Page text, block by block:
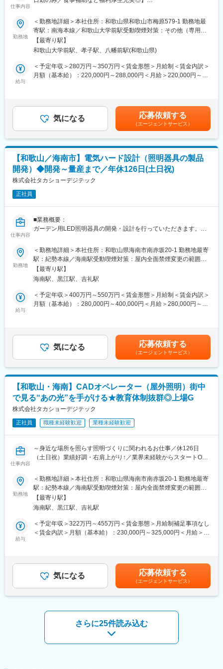
カー通勤OK、制服貸与はもちろん、社員割引が利用できる食堂の
有）しますので、安心して新しいスタートを切ってください。
■企業の特徴／魅力：
同社は写真処理機器の製造・販売において世界トップクラスの企
で一貫して自社で行うものづくりへのこだわりと、海外拠点6ヶ国
に子会社があり世界180カ国への出荷実績を誇ります。医療機器
仕事内容
■職務内容：
当社は、高品質な業務用写真プリンター、医療機器等の製造を行
っています。プラスチック製の部品加工に携わっていただける方
を募集します。
＜具体的には＞
・40t～1,300tまで複数の射出成形機の技術的操作
・金型の取り付け、取り外し等(玉掛け、クレーン、リフトを使用)
・各工程品質のチェック
います。社員一人一人に向き合いながらサポートいたします。
■当社について：
完全週休二日制に加え、入社日に有給休暇を10日付与。工場も空
調完備されているので、年間を通して気持ち良く働けます。マイ
カー通勤OK、制服貸与はもちろん、社員割引が利用できる食堂の
お弁当も好評です。遠方からのご入社には支度金も支給（規定
有）しますので、安心して新しいスタートを切ってください。
■企業の特徴／魅力：
業であり、グローバルに事業を展開しています。設計から販売ま
で一貫して自社で行うものづくりへのこだわりと、海外拠点6ヶ国
に子会社があり世界180カ国への出荷実績を誇ります。医療機器
や介護機器などの新規事業にも積極的に取り組んでおり、常に革
勤務地
＜勤務地詳細＞本社住所：和歌山県和歌山市梅原579-1 勤務地最
寄駅：南海本線／和歌山大学前駅受動喫煙対策：その他（専用喫
煙室を設置し、それ以外の場所はすべて禁煙）
【最寄り駅】
和歌山大学前駅、孝子駅、八幡前駅(和歌山県)
給与
＜予定年収＞280万円～350万円＜賃金形態＞月給制＜賃金内訳＞
月額（基本給）：220,000円～288,000円＜月給＞220,000円～
額であり、選考を通じて上下する可能性があります。月給(月額)は
固定手当を含めた表記です。
気になる 応募依頼する
（エージェントサービス）
【和歌山／海南市】電気ハード設計（照明器具の製品
開発）◆開発～量産まで／年休126日(土日祝)
株式会社タカショーデジテック
正社員
仕事内容
■業務概要：
ガーデン用LED照明器具の開発・設計を行っていただきます。
■具体的には：
・新製品開発や既存商品の改善
・海外の工場やサプライヤと連携した開発、仕様の検討
・部品選定・変更時の影響評価
・試作品の評価・検証
への出張機会もあり、自身が開発に携わった製品の製造現場を見
ることも可能です。
ターンで入社した社員も数多く在籍しています！地元へ貢献した
い、自然豊かな場所でワーク・ライフ・バランスを充実させたい
など、目的は様々ですが、新しい環境でのキャリア形成や生活の
スタートを手厚く支援します◎
■当社について：
◇エクステリア業界の中でも珍しい“屋外照明”に特化したメーカー
として、自社で企画デザインから設計開発、製造、販売まで一貫
した事業展開をしています。
の反応を直接見ることができるのが当社の魅力です。
◇“今暗いところに光を灯す“
「光の演出で人の心を彩る」をビジョンに掲げ、ものづくりだけ
とも大切にしています。暗い場所に光を灯すことで人が集い、交
流が生まれ、街に賑わいが広がっていく。全国各地で地方創生を
変更の範囲：会社の定める業務
勤務地
＜勤務地詳細＞本社住所：和歌山県海南市南赤坂20-1 勤務地最寄
駅：紀勢本線／海南駅受動喫煙対策：屋内全面禁煙変更の範囲：
会社の定める事業所
【最寄り駅】
海南駅、黒江駅、吉礼駅
給与
＜予定年収＞400万円～550万円＜賃金形態＞月給制＜賃金内訳＞
月額（基本給）：280,000円～400,000円＜月給＞280,000円～
す。月給(月額)は固定手当を含めた表記です。
気になる 応募依頼する
（エージェントサービス）
【和歌山・海南】CADオペレーター（屋外照明）街中
で見る“あの光”を手がける★教育体制抜群◎上場G
株式会社タカショーデジテック
正社員 職種未経験歓迎 業種未経験歓迎
仕事内容
～身近な場所を照らす照明づくりに関われるお仕事／休126日
（土日祝）業績好調・右肩上がり↑／業界未経験からスタートOK
□お仕事
・ホテルや住宅の庭、商業施設、飲食店などで使われる照明やイ
ルミネーションの設計をサポートするお仕事です！
・最初は図面の修正など簡単な業務からスタートし、先輩に教え
てもらいながら、チェック業務などにも少しずつ挑戦していきま
★採用サイト：https://takasho-digitec.jp/saiyo/
えます
・簡単な図面作成や修正からスタートし、少しずつできることを
増やしていきます
・試作品の組み立てやチェックなども、手順を覚えれば難しくあ
りません
勤務地
＜勤務地詳細＞本社住所：和歌山県海南市南赤坂20-1 勤務地最寄
駅：紀勢本線／海南駅受動喫煙対策：屋内全面禁煙変更の範囲：
会社の定める事業所
【最寄り駅】
海南駅、黒江駅、吉礼駅
給与
＜予定年収＞322万円～455万円＜賃金形態＞月給制補足事項なし
＜賃金内訳＞月額（基本給）：230,000円～325,000円＜月給＞
があります。月給(月額)は固定手当を含めた表記です。
気になる 応募依頼する
（エージェントサービス）
さらに25件読み込む